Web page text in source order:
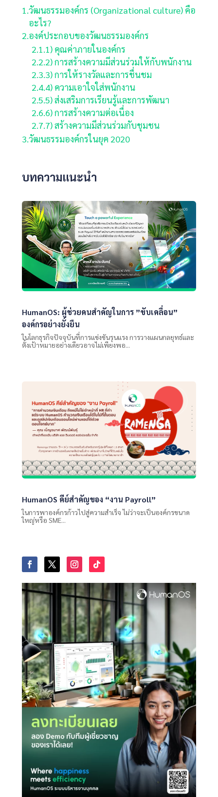
1.วัฒนธรรมองค์กร (Organizational culture) คือ
อะไร?
2.องค์ประกอบของวัฒนธรรมองค์กร
2.1.1) คุณค่าภายในองค์กร
2.2.2) การสร้างความมีส่วนร่วมให้กับพนักงาน
2.3.3) การให้รางวัลและการชื่นชม
2.4.4) ความเอาใจใส่พนักงาน
2.5.5) ส่งเสริมการเรียนรู้และการพัฒนา
2.6.6) การสร้างความต่อเนื่อง
2.7.7) สร้างความมีส่วนร่วมกับชุมชน
3.วัฒนธรรมองค์กรในยุค 2020
บทความแนะนำ
HumanOS: ผู้ช่วยคนสำคัญในการ ”ขับเคลื่อน”
องค์กรอย่างยั่งยืน
ในโลกธุรกิจปัจจุบันที่การแข่งขันรุนแรง การวางแผนกลยุทธ์และ
ตั้งเป้าหมายอย่างเดียวอาจไม่เพียงพอ...
HumanOS คีย์สำคัญของ “งาน Payroll”
ในการพาองค์กรก้าวไปสู่ความสำเร็จ ไม่ว่าจะเป็นองค์กรขนาด
ใหญ่หรือ SME...